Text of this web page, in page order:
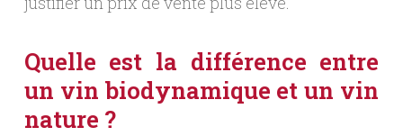
Quelle est la différence entre
un vin biodynamique et un vin
nature ?